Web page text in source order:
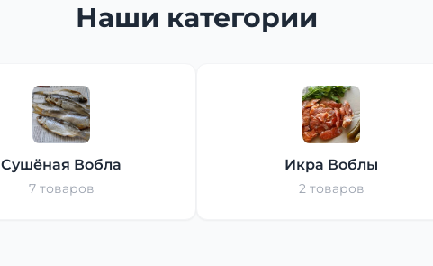
Наши категории
Сушёная Вобла
7 товаров
Икра Воблы
2 товаров